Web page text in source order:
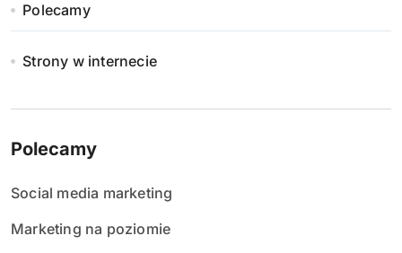
Polecamy
Strony w internecie
Polecamy
Social media marketing
Marketing na poziomie